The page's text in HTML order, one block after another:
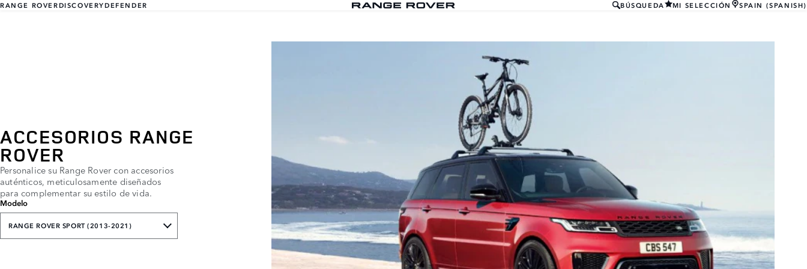
RANGE ROVERDISCOVERYDEFENDER BÚSQUEDA MI SELECCIÓN SPAIN (SPANISH)
ACCESORIOS RANGE
ROVER
Personalice su Range Rover con accesorios
auténticos, meticulosamente diseñados
para complementar su estilo de vida.
Modelo
RANGE ROVER SPORT (2013-2021)